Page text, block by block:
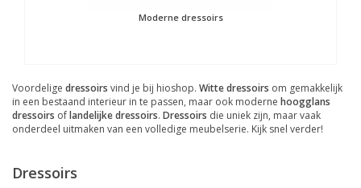
Moderne dressoirs
Voordelige dressoirs vind je bij hioshop. Witte dressoirs om gemakkelijk
in een bestaand interieur in te passen, maar ook moderne hoogglans
dressoirs oflandelijke dressoirs. Dressoirs die uniek zijn, maar vaak
onderdeel uitmaken van een volledige meubelserie. Kijk snel verder!
Dressoirs